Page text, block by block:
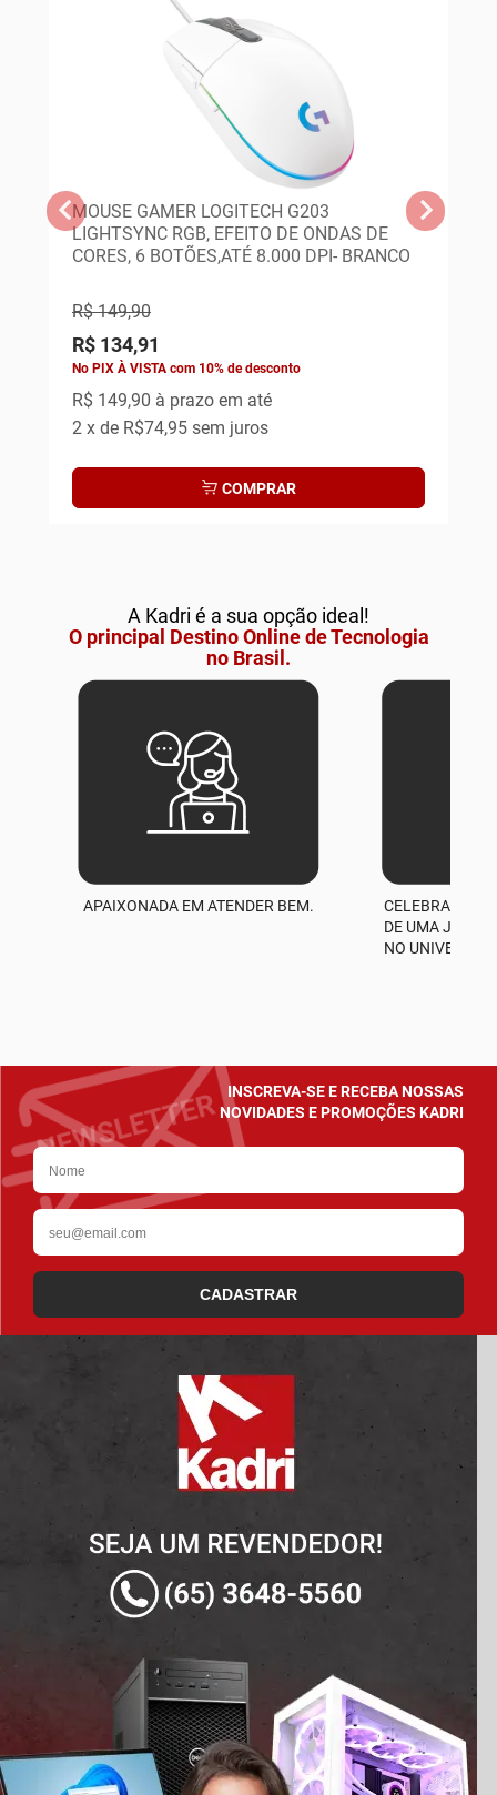
MOUSE GAMER LOGITECH G203
LIGHTSYNC RGB, EFEITO DE ONDAS DE
CORES, 6 BOTÕES,ATÉ 8.000 DPI- BRANCO
R$ 149,90
R$ 134,91
No PIX À VISTA com 10% de desconto
R$ 149,90 à prazo em até
2 x de R$74,95 sem juros
COMPRAR
A Kadri é a sua opção ideal!
O principal Destino Online de Tecnologia
no Brasil.
APAIXONADA EM ATENDER BEM.
CELEBRAMOS
DE UMA
NO UNIVERSO
INSCREVA-SE E RECEBA NOSSAS
NOVIDADES E PROMOÇÕES KADRI
CADASTRAR